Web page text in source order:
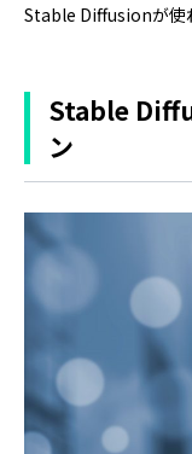
Stable Diffusionが使
Stable
ン